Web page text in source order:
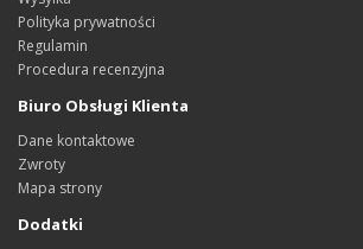
Polityka prywatności
Regulamin
Procedura recenzyjna
Biuro Obsługi Klienta
Dane kontaktowe
Zwroty
Mapa strony
Dodatki